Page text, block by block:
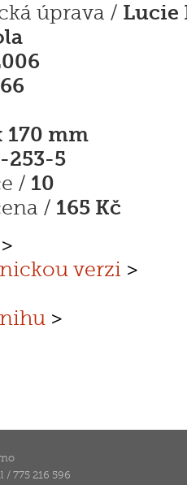
úprava / Lucie
170 mm
253-5
/ 10
/ 165 Kč
>
verzi >
>
775 216 596